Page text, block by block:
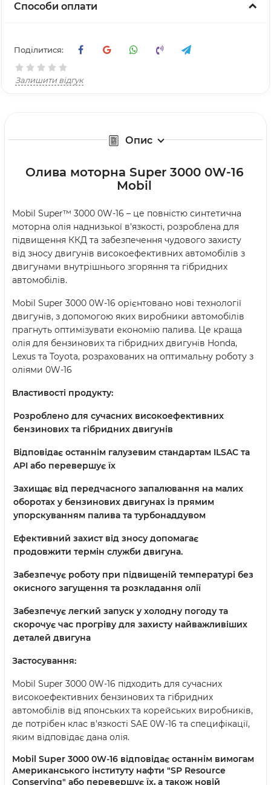
Способи оплати
Поділитися:
Залишити відгук
Опис
Олива моторна Super 3000 0W-16
Mobil
Mobil Super™ 3000 0W-16 – це повністю синтетична
моторна олія наднизької в'язкості, розроблена для
підвищення ККД та забезпечення чудового захисту
від зносу двигунів високоефективних автомобілів з
двигунами внутрішнього згоряння та гібридних
автомобілів.
Mobil Super 3000 0W-16 орієнтовано нові технології
двигунів, з допомогою яких виробники автомобілів
прагнуть оптимізувати економію палива. Це краща
олія для бензинових та гібридних двигунів Honda,
Lexus та Toyota, розрахованих на оптимальну роботу з
оліями 0W-16
Властивості продукту:
Розроблено для сучасних високоефективних
бензинових та гібридних двигунів
Відповідає останнім галузевим стандартам ILSAC та
API або перевершує їх
Захищає від передчасного запалювання на малих
оборотах у бензинових двигунах із прямим
упорскуванням палива та турбонаддувом
Ефективний захист від зносу допомагає
продовжити термін служби двигуна.
Забезпечує роботу при підвищеній температурі без
окисного загущення та розкладання олії
Забезпечує легкий запуск у холодну погоду та
скорочує час прогріву для захисту найважливіших
деталей двигуна
Застосування:
Mobil Super 3000 0W-16 підходить для сучасних
високоефективних бензинових та гібридних
автомобілів від японських та корейських виробників,
де потрібен клас в'язкості SAE 0W-16 та специфікації,
яким відповідає дана олія.
Mobil Super 3000 0W-16 відповідає останнім вимогам
Американського інституту нафти "SP Resource
Conserving" або перевершує їх, а також новій